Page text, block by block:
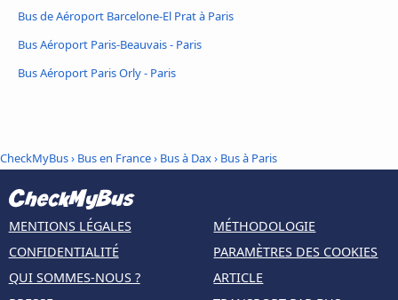
Bus de Aéroport Barcelone-El Prat à Paris
Bus Aéroport Paris-Beauvais - Paris
Bus Aéroport Paris Orly - Paris
CheckMyBus› Bus en France› Bus à Dax› Bus à Paris
MENTIONS LÉGALES
CONFIDENTIALITÉ
QUI SOMMES-NOUS ?
MÉTHODOLOGIE
PARAMÈTRES DES COOKIES
ARTICLE